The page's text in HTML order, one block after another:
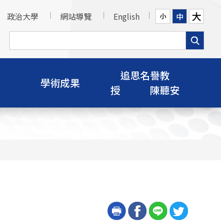
政治大學 網站導覽 English 小 中 大
學術成果
追思名譽教
授 陳聽安